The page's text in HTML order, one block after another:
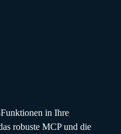
in Ihre
robuste MCP und die